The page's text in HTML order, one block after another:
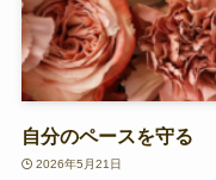
自分のペースを守る
2026年5月21日